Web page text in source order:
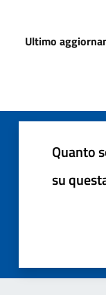
Ultimo
Quanto
su